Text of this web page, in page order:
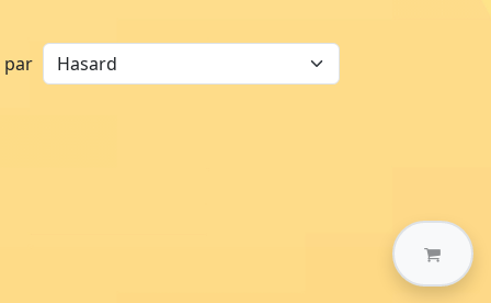
par